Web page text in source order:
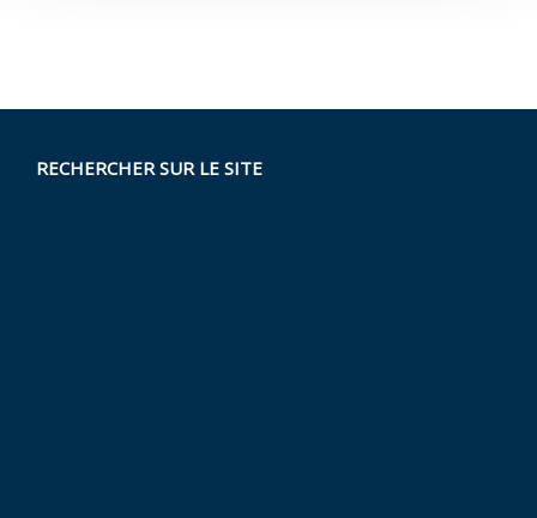
RECHERCHER SUR LE SITE